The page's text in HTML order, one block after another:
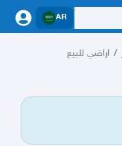
AR
/ اراضي للبيع